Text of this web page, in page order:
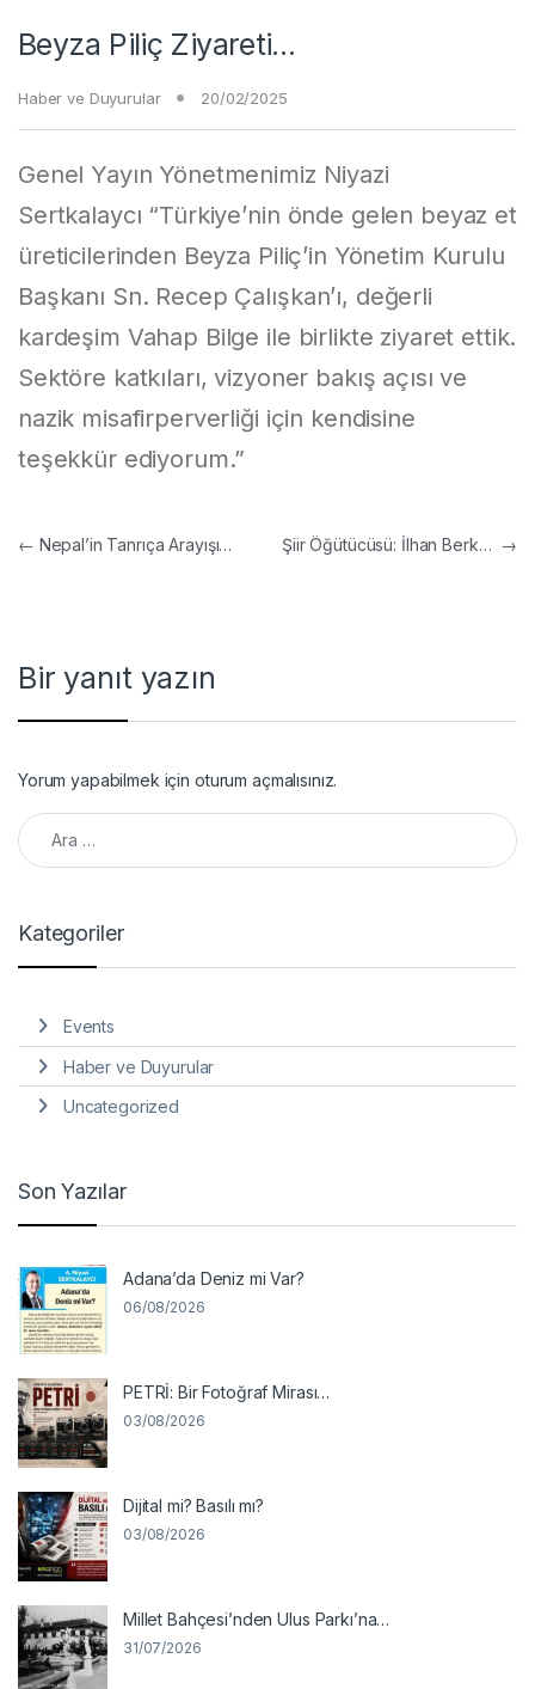
Beyza Piliç Ziyareti…
Haber ve Duyurular 20/02/2025
Genel Yayın Yönetmenimiz Niyazi
Sertkalaycı “Türkiye’nin önde gelen beyaz et
üreticilerinden Beyza Piliç’in Yönetim Kurulu
Başkanı Sn. Recep Çalışkan’ı, değerli
kardeşim Vahap Bilge ile birlikte ziyaret ettik.
Sektöre katkıları, vizyoner bakış açısı ve
nazik misafirperverliği için kendisine
teşekkür ediyorum.”
Yazı gezinmesi
← Nepal’in Tanrıça Arayışı… Şiir Öğütücüsü: İlhan Berk… →
Bir yanıt yazın
Yorum yapabilmek için oturum açmalısınız.
Arama:
Kategoriler
Events
Haber ve Duyurular
Uncategorized
Son Yazılar
Adana’da Deniz mi Var?
06/08/2026
PETRİ: Bir Fotoğraf Mirası…
03/08/2026
Dijital mi? Basılı mı?
03/08/2026
Millet Bahçesi’nden Ulus Parkı’na…
31/07/2026